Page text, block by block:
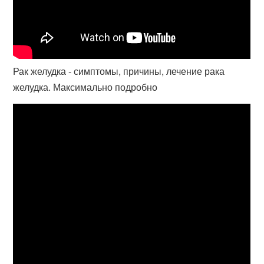
Рак желудка - симптомы, причины, лечение рака
желудка. Максимально подробно